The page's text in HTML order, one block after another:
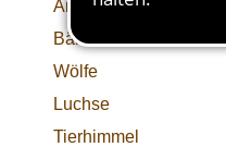
Anfahrt
Bären
Wölfe
Luchse
Tierhimmel